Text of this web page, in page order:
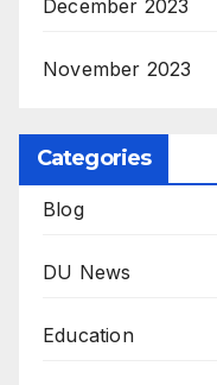
December 2023
November 2023
Categories
Blog
DU News
Education